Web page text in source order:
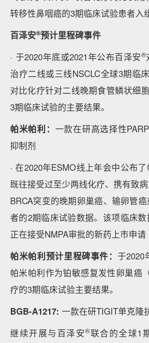
转移性鼻咽癌的3期临床试验患者入
百泽安®预计里程碑事件
· 于2020年底或2021年公布百泽安®
治疗二线或三线NSCLC全球3期临
对比化疗针对二线晚期食管鳞状细
3期临床试验的主要结果。
帕米帕利： 一款在研高选择性
抑制剂
· 在2020年ESMO线上年会中公布
既往接受过至少两线化疗、携有致
BRCA突变的晚期卵巢癌、输卵管
者的2期临床试验数据。该项临床
正在接受NMPA审批的新药上市申请
帕米帕利预计里程碑事件： 于2020
帕米帕利作为铂敏感复发性卵巢癌
疗的3期临床试验主要结果。
BGB-A1217: 一款在研TIGIT单克隆
继续开展与百泽安®联合的全球1